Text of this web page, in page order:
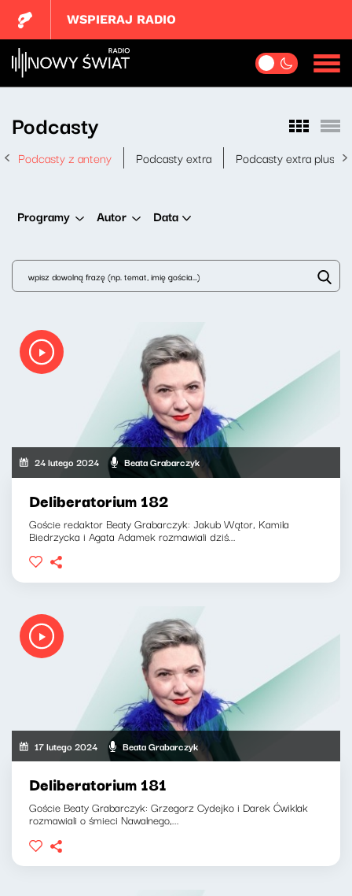
WSPIERAJ RADIO
Podcasty
Podcasty z anteny Podcasty extra Podcasty extra plus
Programy Autor Data
24 lutego 2024 Beata Grabarczyk
Deliberatorium 182
Goście redaktor Beaty Grabarczyk: Jakub Wątor, Kamila
Biedrzycka i Agata Adamek rozmawiali dziś...
17 lutego 2024 Beata Grabarczyk
Deliberatorium 181
Goście Beaty Grabarczyk: Grzegorz Cydejko i Darek Ćwiklak
rozmawiali o śmieci Nawalnego,...